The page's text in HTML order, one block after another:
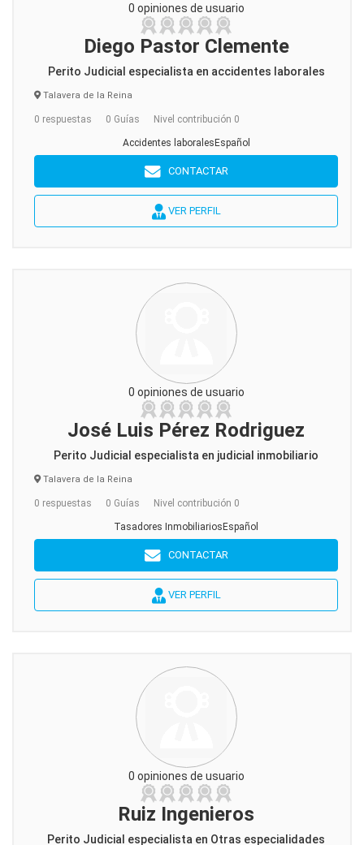
0 opiniones de usuario
Diego Pastor Clemente
Perito Judicial especialista en accidentes laborales
Talavera de la Reina
0 respuestas 0 Guías Nivel contribución 0
Accidentes laboralesEspañol
CONTACTAR
VER PERFIL
0 opiniones de usuario
José Luis Pérez Rodriguez
Perito Judicial especialista en judicial inmobiliario
Talavera de la Reina
0 respuestas 0 Guías Nivel contribución 0
Tasadores InmobiliariosEspañol
CONTACTAR
VER PERFIL
0 opiniones de usuario
Ruiz Ingenieros
Perito Judicial especialista en Otras especialidades